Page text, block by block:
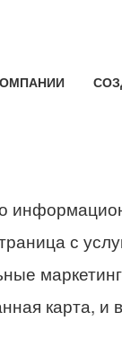
с
карта, и